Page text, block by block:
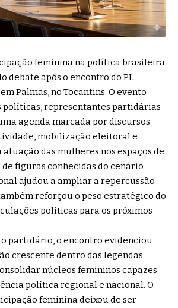
feminina na política brasileira
debate após o encontro do PL
Palmas, no Tocantins. O evento
representantes partidárias
agenda marcada por discursos
mobilização eleitoral e
das mulheres nos espaços de
de figuras conhecidas do cenário
ajudou a ampliar a repercussão
reforçou o peso estratégico do
políticas para os próximos
partidário, o encontro evidenciou
crescente dentro das legendas
núcleos femininos capazes
política regional e nacional. O
feminina deixou de ser